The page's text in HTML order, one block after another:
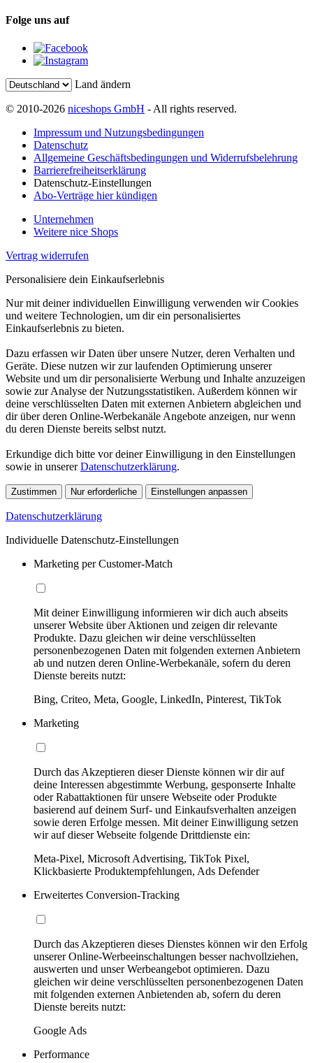
Folge uns auf
Land ändern
© 2010-2026 niceshops GmbH - All rights reserved.
Impressum und Nutzungsbedingungen
Datenschutz
Allgemeine Geschäftsbedingungen und Widerrufsbelehrung
Barrierefreiheitserklärung
Datenschutz-Einstellungen
Abo-Verträge hier kündigen
Unternehmen
Weitere nice Shops
Vertrag widerrufen
Personalisiere dein Einkaufserlebnis
Nur mit deiner individuellen Einwilligung verwenden wir Cookies
und weitere Technologien, um dir ein personalisiertes
Einkaufserlebnis zu bieten.
Dazu erfassen wir Daten über unsere Nutzer, deren Verhalten und
Geräte. Diese nutzen wir zur laufenden Optimierung unserer
Website und um dir personalisierte Werbung und Inhalte anzuzeigen
sowie zur Analyse der Nutzungsstatistiken. Außerdem können wir
deine verschlüsselten Daten mit externen Anbietern abgleichen und
dir über deren Online-Werbekanäle Angebote anzeigen, nur wenn
du deren Dienste bereits selbst nutzt.
Erkundige dich bitte vor deiner Einwilligung in den Einstellungen
sowie in unsererDatenschutzerklärung.
Zustimmen Nur erforderliche Einstellungen anpassen
Datenschutzerklärung
Individuelle Datenschutz-Einstellungen
Marketing per Customer-Match
Mit deiner Einwilligung informieren wir dich auch abseits
unserer Website über Aktionen und zeigen dir relevante
Produkte. Dazu gleichen wir deine verschlüsselten
personenbezogenen Daten mit folgenden externen Anbietern
ab und nutzen deren Online-Werbekanäle, sofern du deren
Dienste bereits nutzt:
Bing, Criteo, Meta, Google, LinkedIn, Pinterest, TikTok
Marketing
Durch das Akzeptieren dieser Dienste können wir dir auf
deine Interessen abgestimmte Werbung, gesponserte Inhalte
oder Rabattaktionen für unsere Webseite oder Produkte
basierend auf deinem Surf- und Einkaufsverhalten anzeigen
sowie deren Erfolge messen. Mit deiner Einwilligung setzen
wir auf dieser Webseite folgende Drittdienste ein:
Meta-Pixel, Microsoft Advertising, TikTok Pixel,
Klickbasierte Produktempfehlungen, Ads Defender
Erweitertes Conversion-Tracking
Durch das Akzeptieren dieses Dienstes können wir den Erfolg
unserer Online-Werbeeinschaltungen besser nachvollziehen,
auswerten und unser Werbeangebot optimieren. Dazu
gleichen wir deine verschlüsselten personenbezogenen Daten
mit folgenden externen Anbietenden ab, sofern du deren
Dienste bereits nutzt:
Google Ads
Performance